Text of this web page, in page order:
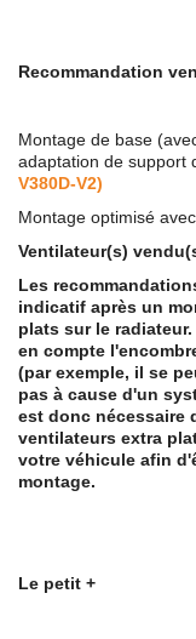
Recommandation
Montage de base
adaptation de support
V380D-V2)
Montage optimisé
Ventilateur(s)
Les
indicatif après un
plats sur le
en compte
(par exemple, il se
pas à cause d'un
est donc nécessaire
ventilateurs extra
votre véhicule afin
montage.
Le petit +